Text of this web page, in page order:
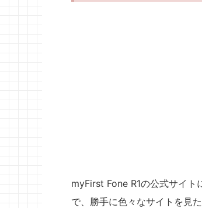
myFirst Fone R1の公式サイト
で、勝手に色々なサイトを見